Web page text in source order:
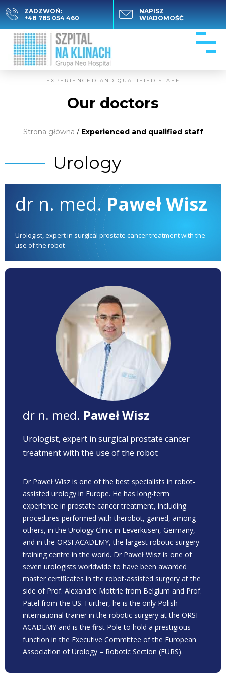
ZADZWOŃ:
+48 785 054 460
NAPISZ
WIADOMOŚĆ
EXPERIENCED AND QUALIFIED STAFF
Our doctors
Strona główna / Experienced and qualified staff
Urology
dr n. med.Paweł Wisz
Urologist, expert in surgical prostate cancer treatment with the
use of the robot
dr n. med. Paweł Wisz
Urologist, expert in surgical prostate cancer
treatment with the use of the robot
Dr Paweł Wisz is one of the best specialists in robot-
assisted urology in Europe. He has long-term
experience in prostate cancer treatment, including
procedures performed with therobot, gained, among
others, in the Urology Clinic in Leverkusen, Germany,
and in the ORSI ACADEMY, the largest robotic surgery
training centre in the world. Dr Paweł Wisz is one of
seven urologists worldwide to have been awarded
master certificates in the robot-assisted surgery at the
side of Prof. Alexandre Mottrie from Belgium and Prof.
Patel from the US. Further, he is the only Polish
international trainer in the robotic surgery at the ORSI
ACADEMY and is the first Pole to hold a prestigious
function in the Executive Committee of the European
Association of Urology – Robotic Section (EURS).